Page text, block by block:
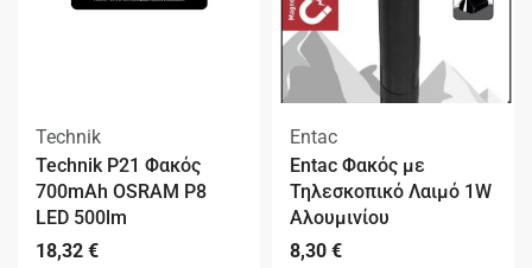
Technik
Technik P21 Φακός
700mAh OSRAM P8
LED 500lm
18,32 €
Entac
Entac Φακός με
Τηλεσκοπικό Λαιμό 1W
Αλουμινίου
8,30 €